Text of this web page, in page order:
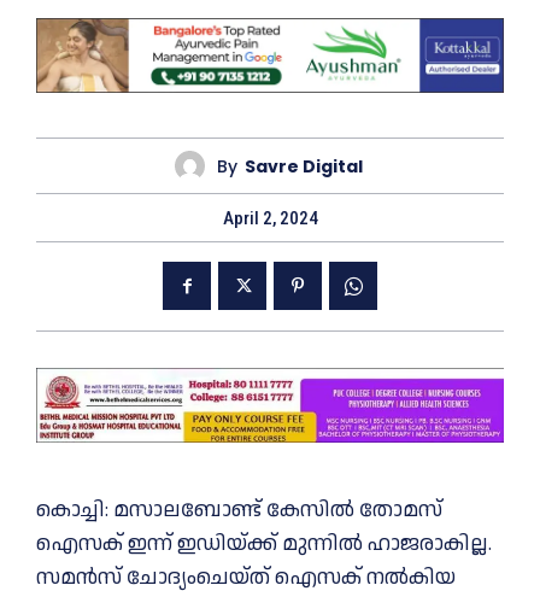
By Savre Digital
April 2, 2024
കൊച്ചി: മസാലബോണ്ട് കേസിൽ തോമസ്
ഐസക് ഇന്ന് ഇഡിയ്ക്ക് മുന്നിൽ ഹാജരാകില്ല.
സമൻസ് ചോദ്യംചെയ്ത് ഐസക് നൽകിയ